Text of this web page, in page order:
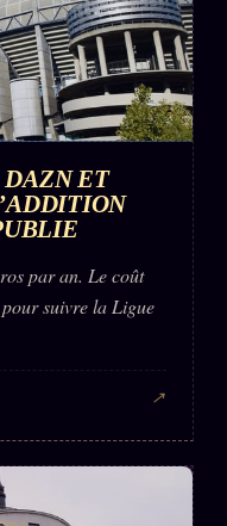
DAZN ET
par an. Le coût
suivre la Ligue
↗